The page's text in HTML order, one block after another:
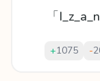
「I_z_a_n
+1075 -